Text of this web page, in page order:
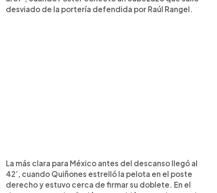
desviado de la portería defendida por Raúl Rangel.
La más clara para México antes del descanso llegó al
42’, cuando Quiñones estrelló la pelota en el poste
derecho y estuvo cerca de firmar su doblete. En el